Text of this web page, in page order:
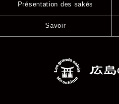
Présentation des sakés
Savoir